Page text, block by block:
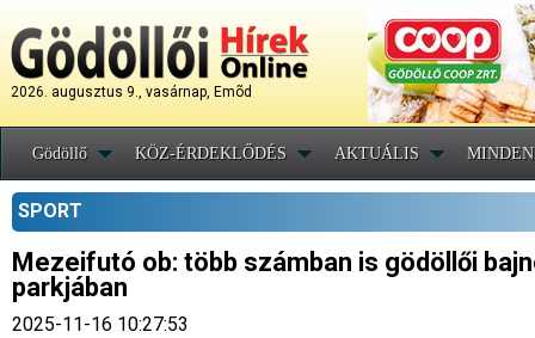
2026. augusztus 9., vasárnap, Emõd
Gödöllő KÖZ-ÉRDEKLŐDÉS AKTUÁLIS
SPORT
Mezeifutó ob: több számban is gödöllői
parkjában
2025-11-16 10:27:53